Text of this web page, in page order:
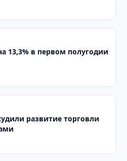
13,3% в первом полугодии
развитие торговли